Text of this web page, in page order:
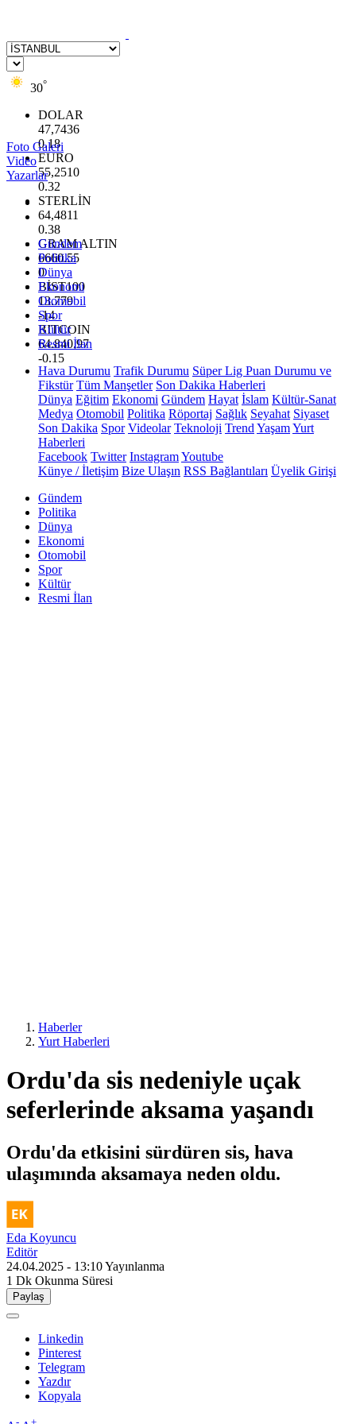
30°
DOLAR
47,7436
0.18
EURO
55,2510
0.32
STERLİN
64,4811
0.38
GRAM ALTIN
6660.55
0
BİST100
13.779
-14
BITCOIN
64.840,97
-0.15
Foto Galeri
Video
Yazarlar
Gündem
Politika
Dünya
Ekonomi
Otomobil
Spor
Kültür
Resmi İlan
Hava Durumu Trafik Durumu Süper Lig Puan Durumu ve
Fikstür Tüm Manşetler Son Dakika Haberleri
Dünya Eğitim Ekonomi Gündem Hayat İslam Kültür-Sanat
Medya Otomobil Politika Röportaj Sağlık Seyahat Siyaset
Son Dakika Spor Videolar Teknoloji Trend YaşamYurt
Haberleri
Facebook Twitter InstagramYoutube
Künye / İletişim Bize Ulaşın RSS Bağlantıları Üyelik Girişi
Gündem
Politika
Dünya
Ekonomi
Otomobil
Spor
Kültür
Resmi İlan
Haberler
Yurt Haberleri
Ordu'da sis nedeniyle uçak
seferlerinde aksama yaşandı
Ordu'da etkisini sürdüren sis, hava
ulaşımında aksamaya neden oldu.
Eda Koyuncu
Editör
24.04.2025 - 13:10Yayınlanma
1 Dk Okunma Süresi
Paylaş
Linkedin
Pinterest
Telegram
Yazdır
Kopyala